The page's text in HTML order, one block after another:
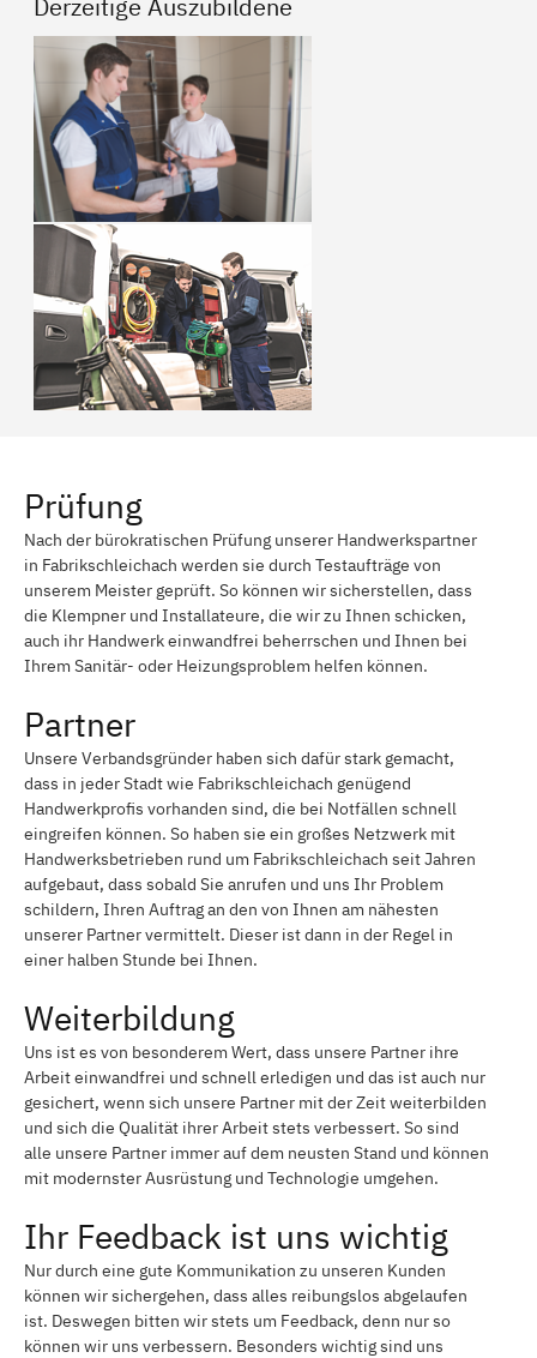
Prüfung
Nach der bürokratischen Prüfung unserer Handwerkspartner
in Fabrikschleichach werden sie durch Testaufträge von
unserem Meister geprüft. So können wir sicherstellen, dass
die Klempner und Installateure, die wir zu Ihnen schicken,
auch ihr Handwerk einwandfrei beherrschen und Ihnen bei
Ihrem Sanitär- oder Heizungsproblem helfen können.
Partner
Unsere Verbandsgründer haben sich dafür stark gemacht,
dass in jeder Stadt wie Fabrikschleichach genügend
Handwerkprofis vorhanden sind, die bei Notfällen schnell
eingreifen können. So haben sie ein großes Netzwerk mit
Handwerksbetrieben rund um Fabrikschleichach seit Jahren
aufgebaut, dass sobald Sie anrufen und uns Ihr Problem
schildern, Ihren Auftrag an den von Ihnen am nähesten
unserer Partner vermittelt. Dieser ist dann in der Regel in
einer halben Stunde bei Ihnen.
Weiterbildung
Uns ist es von besonderem Wert, dass unsere Partner ihre
Arbeit einwandfrei und schnell erledigen und das ist auch nur
gesichert, wenn sich unsere Partner mit der Zeit weiterbilden
und sich die Qualität ihrer Arbeit stets verbessert. So sind
alle unsere Partner immer auf dem neusten Stand und können
mit modernster Ausrüstung und Technologie umgehen.
Ihr Feedback ist uns wichtig
Nur durch eine gute Kommunikation zu unseren Kunden
können wir sichergehen, dass alles reibungslos abgelaufen
ist. Deswegen bitten wir stets um Feedback, denn nur so
können wir uns verbessern. Besonders wichtig sind uns